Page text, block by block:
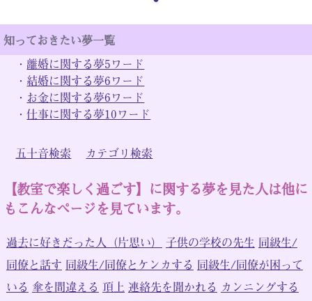
知っておきたい夢一覧
・ 離婚に関する夢5ワード
・ 結婚に関する夢6ワード
・ お金に関する夢6ワード
・仕事に関する夢10ワード
五十音検索 カテゴリ検索
【教室で楽しく過ごす】に関する夢を見た人は他に
もこんなページを見ています。
過去に好きだった人（片思い） 子供の学校の先生 同級生/
同僚と話す 同級生/同僚とケンカする 同級生/同僚が困って
いる 傘を間違える 頂上 連絡先を聞かれる カンニングする